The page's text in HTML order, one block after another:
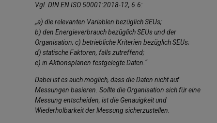
Vgl. DIN EN ISO 50001:2018-12, 6.6:
„a) die relevanten Variablen bezüglich SEUs;
b) den Energieverbrauch bezüglich SEUs und der
Organisation; c) betriebliche Kriterien bezüglich SEUs;
d) statische Faktoren, falls zutreffend;
e) in Aktionsplänen festgelegte Daten.“
Dabei ist es auch möglich, dass die Daten nicht auf
Messungen basieren. Sollte die Organisation sich für eine
Messung entscheiden, ist die Genauigkeit und
Wiederholbarkeit der Messung sicherzustellen.